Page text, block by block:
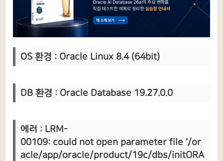
OS 환경 : Oracle Linux 8.4 (64bit)
DB 환경 : Oracle Database 19.27.0.0
에러 : LRM-
00109: could not open parameter file '/or
acle/app/oracle/product/19c/dbs/initORA